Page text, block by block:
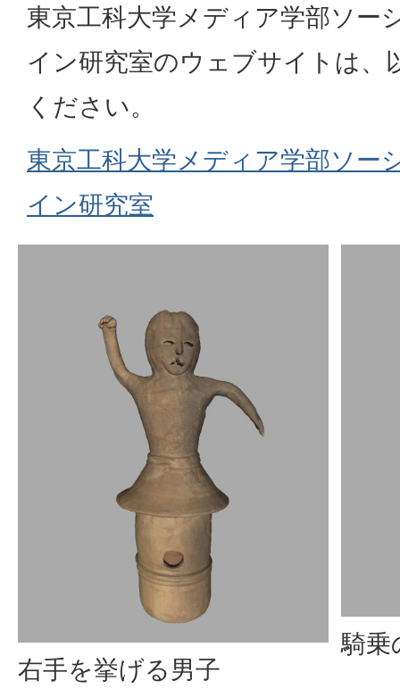
東京工科大学メディア学部ソー
イン研究室のウェブサイトは、
ください。
東京工科大学メディア学部ソー
イン研究室
右手を挙げる男子
騎乗